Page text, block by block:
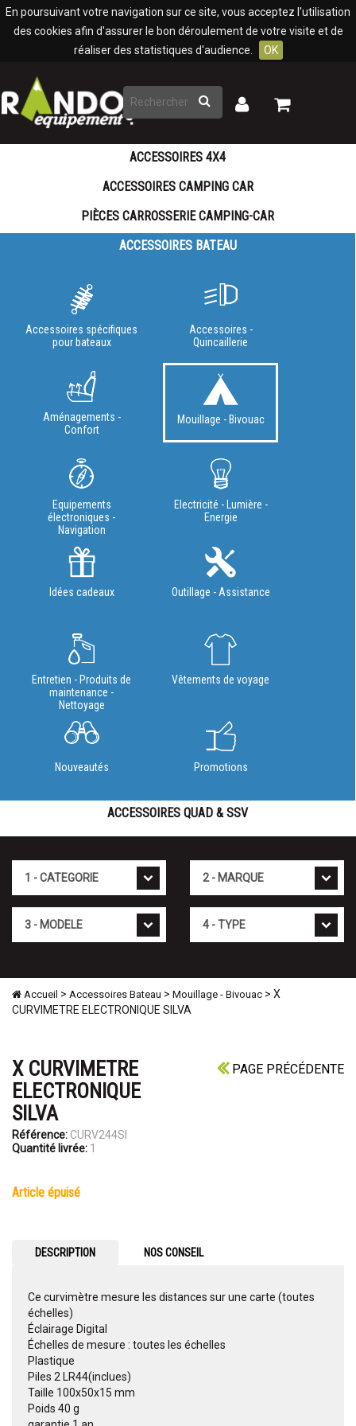
En poursuivant votre navigation sur ce site, vous acceptez l'utilisation
des cookies afin d'assurer le bon déroulement de votre visite et de
réaliser des statistiques d'audience.
OK
Rechercher
Mon
Mon
ACCESSOIRES 4X4
ACCESSOIRES CAMPING CAR
PIÈCES CARROSSERIE CAMPING-CAR
ACCESSOIRES BATEAU
Accessoires spécifiques
pour bateaux
Accessoires -
Quincaillerie
Aménagements -
Confort
Mouillage - Bivouac
Equipements
électroniques -
Navigation
Electricité - Lumière -
Energie
Idées cadeaux Outillage - Assistance
Entretien - Produits de
maintenance -
Nettoyage
Vêtements de voyage
Nouveautés Promotions
ACCESSOIRES QUAD & SSV
Accueil > Accessoires Bateau > Mouillage - Bivouac > X
CURVIMETRE ELECTRONIQUE SILVA
PAGE PRÉCÉDENTE
X CURVIMETRE
ELECTRONIQUE
SILVA
Référence: CURV244SI
Quantité livrée: 1
article épuisé
DESCRIPTION NOS CONSEIL
Ce curvimètre mesure les distances sur une carte (toutes
échelles)
Éclairage Digital
Échelles de mesure : toutes les échelles
Plastique
Piles 2 LR44(inclues)
Taille 100x50x15 mm
Poids 40 g
Panneau de gestion des cookies